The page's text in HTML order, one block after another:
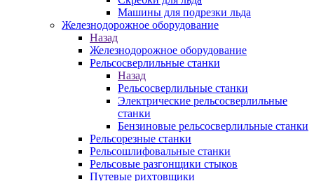
Машины для подрезки льда
Железнодорожное оборудование
Назад
Железнодорожное оборудование
Рельсосверлильные станки
Назад
Рельсосверлильные станки
Электрические рельсосверлильные
станки
Бензиновые рельсосверлильные станки
Рельсорезные станки
Рельсошлифовальные станки
Рельсовые разгонщики стыков
Путевые рихтовщики